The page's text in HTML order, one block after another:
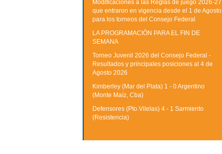
Modificaciones a las Reglas de juego 2026-27
que entraron en vigencia desde el 1 de Agosto
para los torneos del Consejo Federal
LA PROGRAMACIÓN PARA EL FIN DE
SEMANA
Torneo Juvenil 2026 del Consejo Federal -
Resultados y principales posiciones al 4 de
Agosto 2026
Kimberley (Mar del Plata) 1 - 0 Argentino
(Monte Maíz, Cba)
Defensores (Pto.Vilelas) 4 - 1 Sarmiento
(Resistencia)